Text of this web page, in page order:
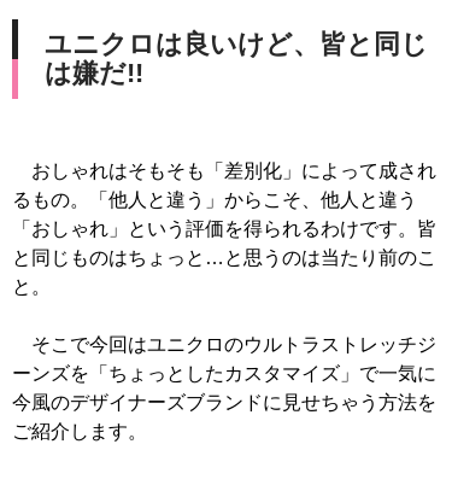
ユニクロは良いけど、皆と同じ
は嫌だ!!
おしゃれはそもそも「差別化」によって成され
るもの。「他人と違う」からこそ、他人と違う
「おしゃれ」という評価を得られるわけです。皆
と同じものはちょっと…と思うのは当たり前のこ
と。
そこで今回はユニクロのウルトラストレッチジ
ーンズを「ちょっとしたカスタマイズ」で一気に
今風のデザイナーズブランドに見せちゃう方法を
ご紹介します。